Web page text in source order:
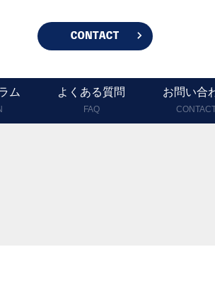
ム よくある質問
FAQ
お問い合